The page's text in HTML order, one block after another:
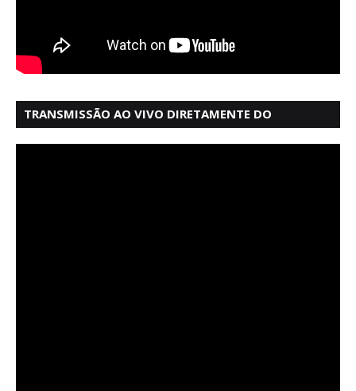
TRANSMISSÃO AO VIVO DIRETAMENTE DO